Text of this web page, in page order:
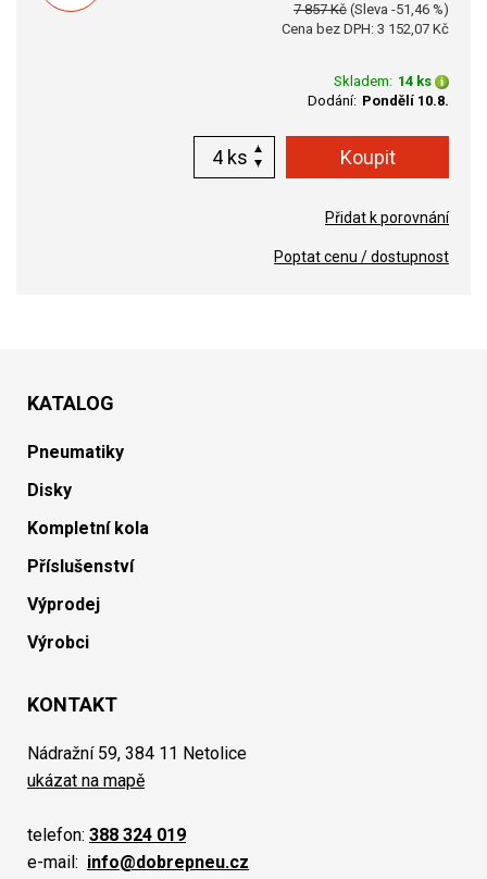
7 857 Kč (Sleva -51,46 %)
Cena bez DPH: 3 152,07 Kč
Skladem: 14 ks
Dodání: Pondělí 10.8.
ks
Přidat k porovnání
Poptat cenu / dostupnost
KATALOG
Pneumatiky
Disky
Kompletní kola
Příslušenství
Výprodej
Výrobci
KONTAKT
Nádražní 59, 384 11 Netolice
ukázat na mapě
telefon: 388 324 019
e-mail: info@dobrepneu.cz